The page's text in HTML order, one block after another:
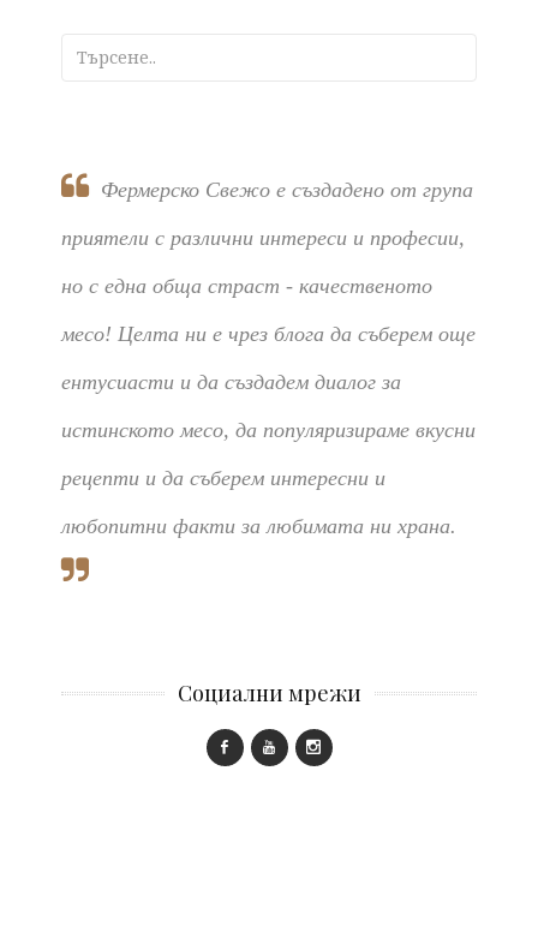
Фермерско Свежо е създадено от група
приятели с различни интереси и професии,
но с една обща страст - качественото
месо! Целта ни е чрез блога да съберем още
ентусиасти и да създадем диалог за
истинското месо, да популяризираме вкусни
рецепти и да съберем интересни и
любопитни факти за любимата ни храна.
Социални мрежи